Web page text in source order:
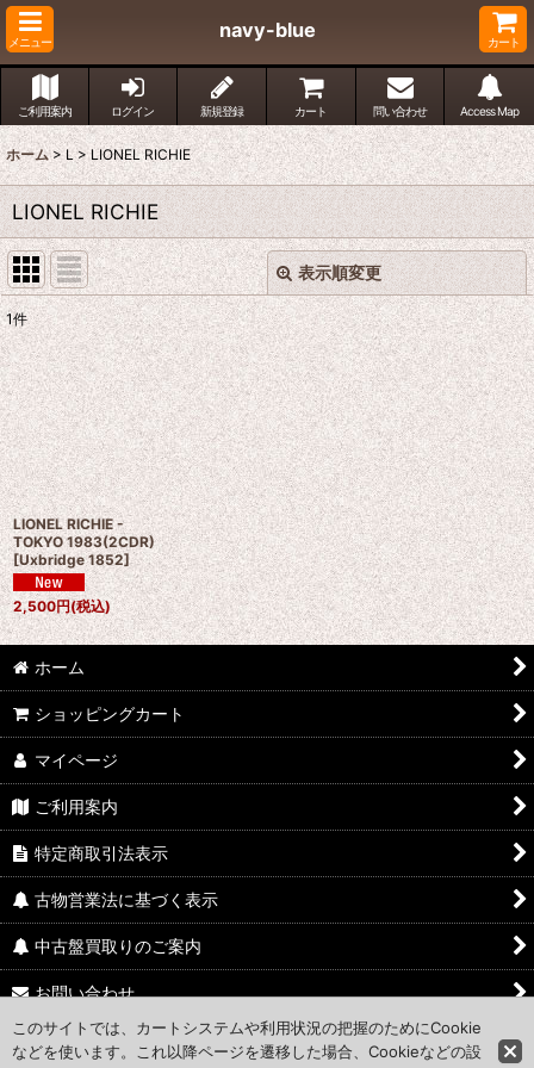
メニュー
navy-blue
カート
ご利用案内 ログイン 新規登録 カート 問い合わせ Access Map
ホーム > L > LIONEL RICHIE
LIONEL RICHIE
表示順変更
表示数:
並び順:
絞り込む
閉じる
1件
LIONEL RICHIE -
TOKYO 1983(2CDR)
[Uxbridge 1852]
2,500円(税込)
ホーム
ショッピングカート
マイページ
ご利用案内
特定商取引法表示
古物営業法に基づく表示
中古盤買取りのご案内
お問い合わせ
Access Map
このサイトでは、カートシステムや利用状況の把握のためにCookie
などを使います。これ以降ページを遷移した場合、Cookieなどの設